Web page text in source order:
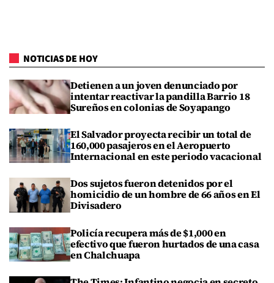
NOTICIAS DE HOY
Detienen a un joven denunciado por
intentar reactivar la pandilla Barrio 18
Sureños en colonias de Soyapango
El Salvador proyecta recibir un total de
160,000 pasajeros en el Aeropuerto
Internacional en este periodo vacacional
Dos sujetos fueron detenidos por el
homicidio de un hombre de 66 años en El
Divisadero
Policía recupera más de $1,000 en
efectivo que fueron hurtados de una casa
en Chalchuapa